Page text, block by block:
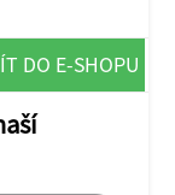
DO E-SHOPU